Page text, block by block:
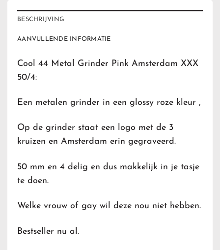
BESCHRIJVING
AANVULLENDE INFORMATIE
Cool 44 Metal Grinder Pink Amsterdam XXX
50/4:
Een metalen grinder in een glossy roze kleur ,
Op de grinder staat een logo met de 3
kruizen en Amsterdam erin gegraveerd.
50 mm en 4 delig en dus makkelijk in je tasje
te doen.
Welke vrouw of gay wil deze nou niet hebben.
Bestseller nu al.